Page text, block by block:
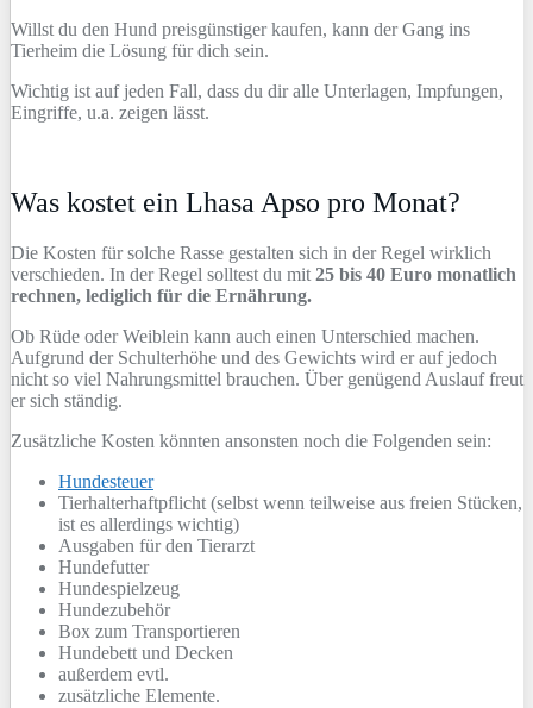
Willst du den Hund preisgünstiger kaufen, kann der Gang ins
Tierheim die Lösung für dich sein.
Wichtig ist auf jeden Fall, dass du dir alle Unterlagen, Impfungen,
Eingriffe, u.a. zeigen lässt.
Was kostet ein Lhasa Apso pro Monat?
Die Kosten für solche Rasse gestalten sich in der Regel wirklich
verschieden. In der Regel solltest du mit 25 bis 40 Euro monatlich
rechnen, lediglich für die Ernährung.
Ob Rüde oder Weiblein kann auch einen Unterschied machen.
Aufgrund der Schulterhöhe und des Gewichts wird er auf jedoch
nicht so viel Nahrungsmittel brauchen. Über genügend Auslauf freut
er sich ständig.
Zusätzliche Kosten könnten ansonsten noch die Folgenden sein:
Hundesteuer
Tierhalterhaftpflicht (selbst wenn teilweise aus freien Stücken,
ist es allerdings wichtig)
Ausgaben für den Tierarzt
Hundefutter
Hundespielzeug
Hundezubehör
Box zum Transportieren
Hundebett und Decken
außerdem evtl.
zusätzliche Elemente.